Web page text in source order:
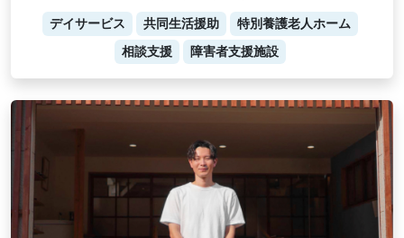
デイサービス 共同生活援助
特別養護老人ホーム
相談支援
障害者支援施設